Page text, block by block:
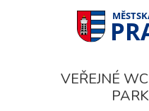
VEŘEJNÉ